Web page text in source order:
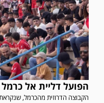
הפועל דליית אל
הקבוצה הדרוזית מהכרמל,